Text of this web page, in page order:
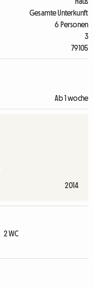
Gesamte Unterkunft
6 Personen
3
79105
Ab 1 woche
2014
2 WC